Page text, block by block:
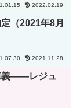
2022.02.19
（2021年8月
2021.11.28
義――レジュ